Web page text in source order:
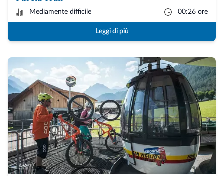
Mediamente difficile 00:26 ore
Leggi di più